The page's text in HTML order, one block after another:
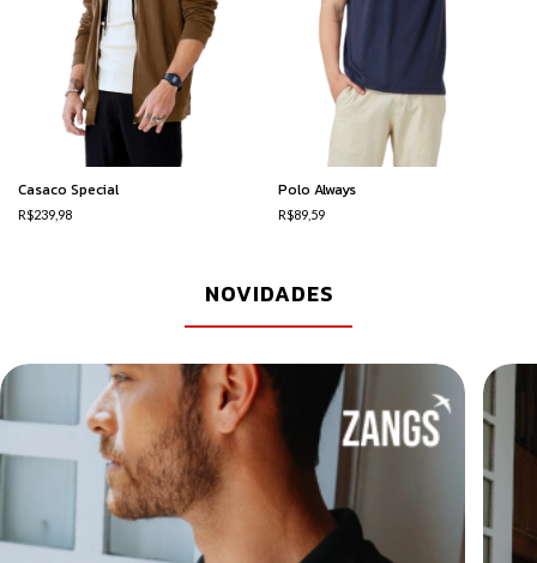
Casaco Special
R$239,98
Polo Always
R$89,59
NOVIDADES